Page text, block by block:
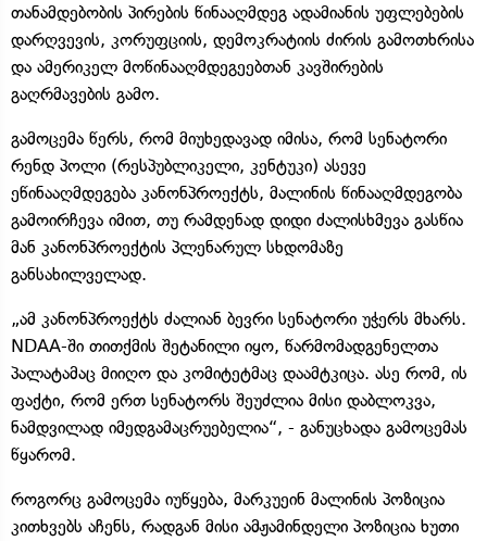
თანამდებობის პირების წინააღმდეგ ადამიანის უფლებების
დარღვევის, კორუფციის, დემოკრატიის ძირის გამოთხრისა
და ამერიკელ მოწინააღმდეგეებთან კავშირების
გაღრმავების გამო.
გამოცემა წერს, რომ მიუხედავად იმისა, რომ სენატორი
რენდ პოლი (რესპუბლიკელი, კენტუკი) ასევე
ეწინააღმდეგება კანონპროექტს, მალინის წინააღმდეგობა
გამოირჩევა იმით, თუ რამდენად დიდი ძალისხმევა გასწია
მან კანონპროექტის პლენარულ სხდომაზე
განსახილველად.
„ამ კანონპროექტს ძალიან ბევრი სენატორი უჭერს მხარს.
NDAA-ში თითქმის შეტანილი იყო, წარმომადგენელთა
პალატამაც მიიღო და კომიტეტმაც დაამტკიცა. ასე რომ, ის
ფაქტი, რომ ერთ სენატორს შეუძლია მისი დაბლოკვა,
ნამდვილად იმედგამაცრუებელია“, - განუცხადა გამოცემას
წყარომ.
როგორც გამოცემა იუწყება, მარკუეინ მალინის პოზიცია
კითხვებს აჩენს, რადგან მისი ამჟამინდელი პოზიცია ხუთი